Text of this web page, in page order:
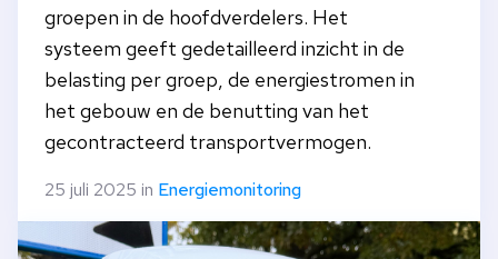
groepen in de hoofdverdelers. Het
systeem geeft gedetailleerd inzicht in de
belasting per groep, de energiestromen in
het gebouw en de benutting van het
gecontracteerd transportvermogen.
25 juli 2025 in Energiemonitoring